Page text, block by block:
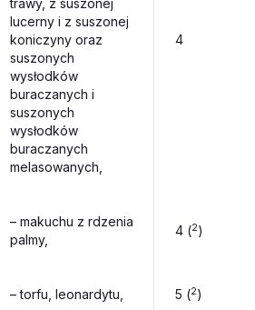
4
trawy, z suszonej
lucerny i z suszonej
koniczyny oraz
suszonych
wysłodków
buraczanych i
suszonych
wysłodków
buraczanych
melasowanych,
– makuchu z rdzenia
palmy,
4 (2)
– torfu, leonardytu, 5 (2)